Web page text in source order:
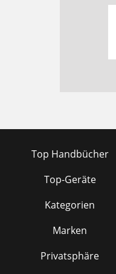
Top Handbücher
Top-Geräte
Kategorien
Marken
Privatsphäre